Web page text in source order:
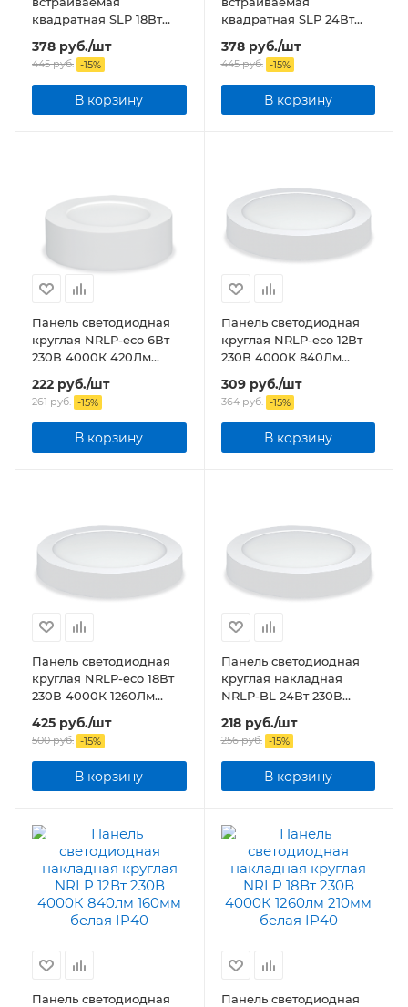
квадратная SLP 18Вт
230В 4000К 1260Лм
220мм белая IP40
378 руб./шт
445руб. -15%
В корзину
квадратная SLP 24Вт
230В 4000К 1680Лм
300мм белая IP40
378руб./шт
445руб. -15%
В корзину
Панель светодиодная
круглая NRLP-eco 6Вт
230В 4000К 420Лм
120мм белая накладная
IP40
222 руб./шт
261руб. -15%
В корзину
Панель светодиодная
круглая NRLP-eco 12Вт
230В 4000К 840Лм
170мм белая накладная
IP40
309руб./шт
364руб. -15%
В корзину
Панель светодиодная
круглая NRLP-eco 18Вт
230В 4000К 1260Лм
225мм белая накладная
IP40
425 руб./шт
500руб. -15%
В корзину
Панель светодиодная
круглая накладная
NRLP-BL 24Вт 230В
4000К 1440Лм 245мм с
подсветкой белая IP20
218руб./шт
256руб. -15%
В корзину
Панель светодиодная Панель светодиодная